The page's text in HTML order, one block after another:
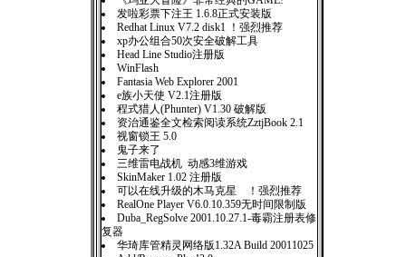
发啦彩票下注王 1.6.8正式安装版
Redhat Linux V7.2 disk1 ！强烈推荐
xp办公组合50次安全破解工具
Head Line Studio注册版
WinFlash
Fantasia Web Explorer 2001
e族小天使 V2.1注册版
程式猎人(Phunter) V1.30 破解版
资治通鉴全文检索阅读系统ZztjBook 2.1
视窗锁王 5.0
鬼子来了
三维雷电战机 动感3维游戏
SkinMaker 1.02 注册版
可以在线升级的木马克星 ！强烈推荐
RealOne Player V6.0.10.359无时间限制版
Duba_RegSolve 2001.10.27.1-毒霸注册表修
复器
华琦库管精灵网络版1.32A Build 20011025